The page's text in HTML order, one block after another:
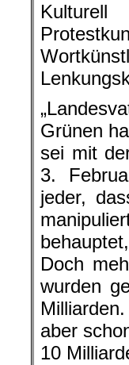
Grünen
sei mit
3.
jeder,
Doch
wurden
aber
10